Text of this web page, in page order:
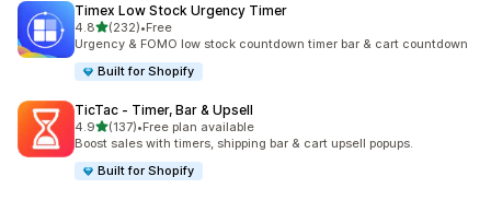
Timex Low Stock Urgency Timer
4.8滿分 5 顆星
(232)
共有 232 則評價
•Free
Urgency & FOMO low stock countdown timer bar & cart countdown
Built for Shopify
TicTac ‑ Timer, Bar & Upsell
4.9滿分 5 顆星
(137)
共有 137 則評價
•Free plan available
Boost sales with timers, shipping bar & cart upsell popups.
Built for Shopify